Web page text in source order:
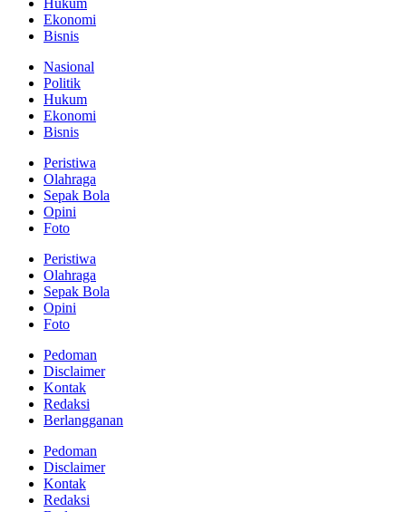
Ekonomi
Bisnis
Nasional
Politik
Hukum
Ekonomi
Bisnis
Peristiwa
Olahraga
Sepak Bola
Opini
Foto
Peristiwa
Olahraga
Sepak Bola
Opini
Foto
Pedoman
Disclaimer
Kontak
Redaksi
Berlangganan
Pedoman
Disclaimer
Kontak
Redaksi